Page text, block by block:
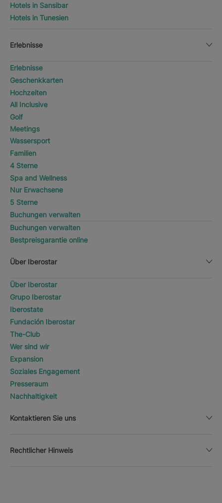
Hotels in Sansibar
Hotels in Tunesien
Erlebnisse
Erlebnisse
Geschenkkarten
Hochzeiten
All Inclusive
Golf
Meetings
Wassersport
Familien
4 Sterne
Spa and Wellness
Nur Erwachsene
5 Sterne
Buchungen verwalten
Buchungen verwalten
Bestpreisgarantie online
Über Iberostar
Über Iberostar
Grupo Iberostar
Iberostate
Fundación Iberostar
The-Club
Wer sind wir
Expansion
Soziales Engagement
Presseraum
Nachhaltigkeit
Kontaktieren Sie uns
Rechtlicher Hinweis